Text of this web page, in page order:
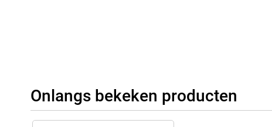
Onlangs bekeken producten